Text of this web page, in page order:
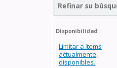
Refinar su
Disponibilidad
Limitar a ítems
actualmente
disponibles.